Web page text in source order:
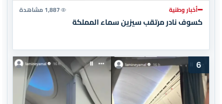
أخبار وطنية 1,887 مشاهدة
كسوف نادر مرتقب سيزين سماء المملكة
6